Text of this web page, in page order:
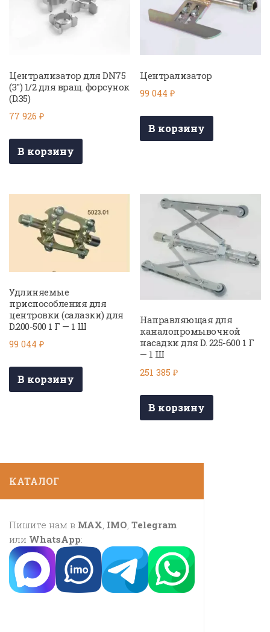
Централизатор для DN75
(3″) 1/2 для вращ. форсунок
(D.35)
77 926 ₽
В корзину
Централизатор
99 044₽
В корзину
Удлиняемые
приспособления для
центровки (салазки) для
D.200-500 1 Г — 1 Ш
99 044 ₽
В корзину
Направляющая для
каналопромывочной
насадки для D. 225-600 1 Г
— 1 Ш
251 385₽
В корзину
КАТАЛОГ
Пишите нам в MAX, IMO, Telegram
или WhatsApp: